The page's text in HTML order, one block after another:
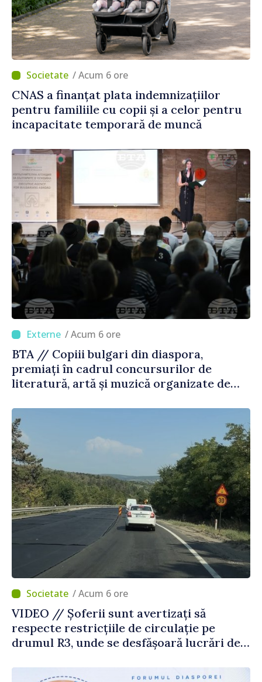
/ Acum 6 ore
CNAS a finanțat plata indemnizațiilor
pentru familiile cu copii și a celor pentru
incapacitate temporară de muncă
/ Acum 6 ore
BTA // Copiii bulgari din diaspora,
premiați în cadrul concursurilor de
literatură, artă și muzică organizate de
Străinătate
/ Acum 6 ore
VIDEO // Șoferii sunt avertizați să
respecte restricțiile de circulație pe
drumul R3, unde se desfășoară lucrări de